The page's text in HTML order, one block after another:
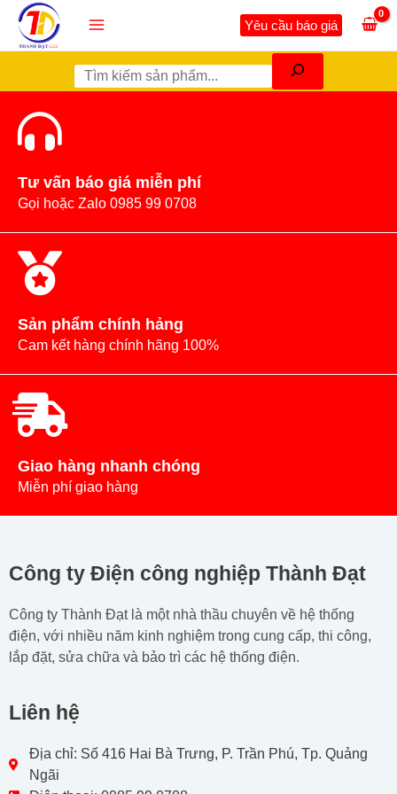
Nhảy
nội
Main
Menu
Yêu cầu báo giá
Tư vấn báo giá miễn phí
Gọi hoặc Zalo 0985 99 0708
Sản phẩm chính hảng
Cam kết hàng chính hãng 100%
Giao hàng nhanh chóng
Miễn phí giao hàng
Công ty Điện công nghiệp Thành Đạt
Công ty Thành Đạt là một nhà thầu chuyên về hệ thống
điện, với nhiều năm kinh nghiệm trong cung cấp, thi công,
lắp đặt, sửa chữa và bảo trì các hệ thống điện.
Liên hệ
Địa chỉ: Số 416 Hai Bà Trưng, P. Trần Phú, Tp. Quảng
Ngãi